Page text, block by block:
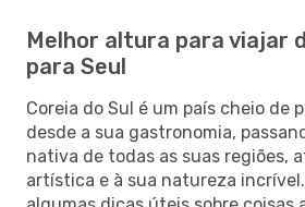
Melhor altura para viajar
para Seul
Coreia do Sul é um país cheio de
desde a sua gastronomia,
nativa de todas as suas regiões,
artística e à sua natureza